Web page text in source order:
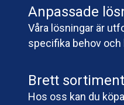
Anpassade
Våra lösningar är
specifika behov och
Brett sortiment
Hos oss kan du